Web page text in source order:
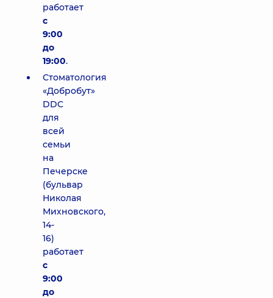
работает
с
9:00
до
19:00.
Стоматология
«Добробут»
DDC
для
всей
семьи
на
Печерске
(бульвар
Николая
Михновского,
14-
16)
работает
с
9:00
до